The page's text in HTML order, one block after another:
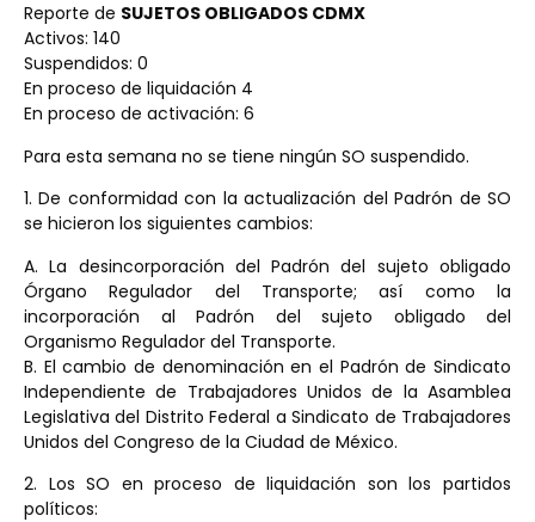
Reporte de SUJETOS OBLIGADOS CDMX
Activos: 140
Suspendidos: 0
En proceso de liquidación 4
En proceso de activación: 6
Para esta semana no se tiene ningún SO suspendido.
1. De conformidad con la actualización del Padrón de SO
se hicieron los siguientes cambios:
A. La desincorporación del Padrón del sujeto obligado
Órgano Regulador del Transporte; así como la
incorporación al Padrón del sujeto obligado del
Organismo Regulador del Transporte.
B. El cambio de denominación en el Padrón de Sindicato
Independiente de Trabajadores Unidos de la Asamblea
Legislativa del Distrito Federal a Sindicato de Trabajadores
Unidos del Congreso de la Ciudad de México.
2. Los SO en proceso de liquidación son los partidos
políticos: